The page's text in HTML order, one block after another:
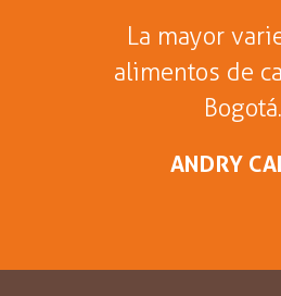
La mayor
alimentos de
Bogotá.
ANDRY